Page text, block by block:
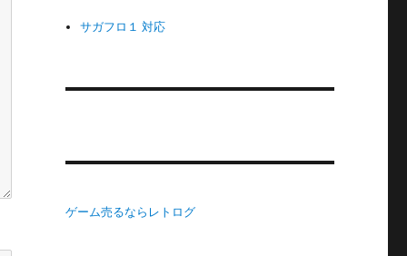
サガフロ１ 対応
ゲーム売るならレトログ